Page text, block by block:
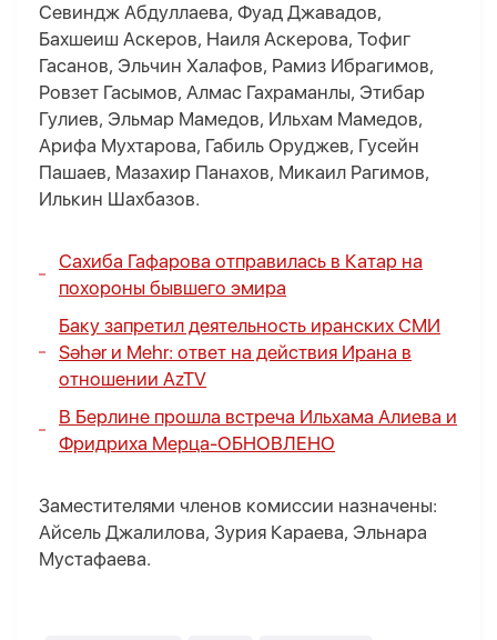
Севиндж Абдуллаева, Фуад Джавадов,
Бахшеиш Аскеров, Наиля Аскерова, Тофиг
Гасанов, Эльчин Халафов, Рамиз Ибрагимов,
Ровзет Гасымов, Алмас Гахраманлы, Этибар
Гулиев, Эльмар Мамедов, Ильхам Мамедов,
Арифа Мухтарова, Габиль Оруджев, Гусейн
Пашаев, Мазахир Панахов, Микаил Рагимов,
Илькин Шахбазов.
Сахиба Гафарова отправилась в Катар на
похороны бывшего эмира
Баку запретил деятельность иранских СМИ
Səhər и Mehr: ответ на действия Ирана в
отношении AzTV
В Берлине прошла встреча Ильхама Алиева и
Фридриха Мерца-ОБНОВЛЕНО
Заместителями членов комиссии назначены:
Айсель Джалилова, Зурия Караева, Эльнара
Мустафаева.